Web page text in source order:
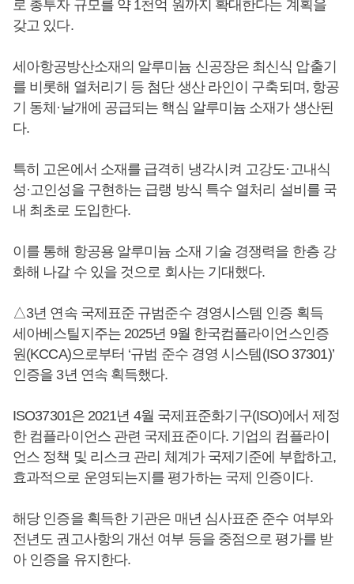
로 총투자 규모를 약 1천억 원까지 확대한다는 계획을
갖고 있다.
세아항공방산소재의 알루미늄 신공장은 최신식 압출기
를 비롯해 열처리기 등 첨단 생산 라인이 구축되며, 항공
기 동체·날개에 공급되는 핵심 알루미늄 소재가 생산된
다.
특히 고온에서 소재를 급격히 냉각시켜 고강도·고내식
성·고인성을 구현하는 급랭 방식 특수 열처리 설비를 국
내 최초로 도입한다.
이를 통해 항공용 알루미늄 소재 기술 경쟁력을 한층 강
화해 나갈 수 있을 것으로 회사는 기대했다.
△3년 연속 국제표준 규범준수 경영시스템 인증 획득
세아베스틸지주는 2025년 9월 한국컴플라이언스인증
원(KCCA)으로부터 ‘규범 준수 경영 시스템(ISO 37301)’
인증을 3년 연속 획득했다.
ISO37301은 2021년 4월 국제표준화기구(ISO)에서 제정
한 컴플라이언스 관련 국제표준이다. 기업의 컴플라이
언스 정책 및 리스크 관리 체계가 국제기준에 부합하고,
효과적으로 운영되는지를 평가하는 국제 인증이다.
해당 인증을 획득한 기관은 매년 심사표준 준수 여부와
전년도 권고사항의 개선 여부 등을 중점으로 평가를 받
아 인증을 유지한다.